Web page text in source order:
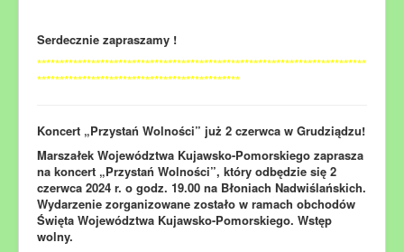
Serdecznie zapraszamy !
*************************************************************************
*********************************************
Koncert „Przystań Wolności” już 2 czerwca w Grudziądzu!
Marszałek Województwa Kujawsko-Pomorskiego zaprasza
na koncert „Przystań Wolności”, który odbędzie się 2
czerwca 2024 r. o godz. 19.00 na Błoniach Nadwiślańskich.
Wydarzenie zorganizowane zostało w ramach obchodów
Święta Województwa Kujawsko-Pomorskiego. Wstęp
wolny.